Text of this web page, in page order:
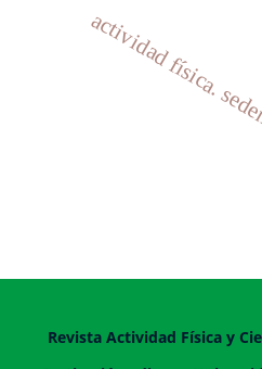
actividad física.
Revista Actividad Física y